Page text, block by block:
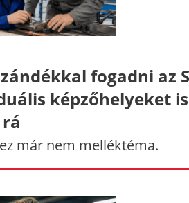
fogadni az
képzőhelyeket
már nem melléktéma.